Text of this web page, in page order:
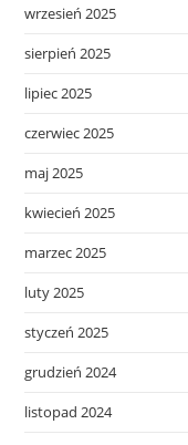
wrzesień 2025
sierpień 2025
lipiec 2025
czerwiec 2025
maj 2025
kwiecień 2025
marzec 2025
luty 2025
styczeń 2025
grudzień 2024
listopad 2024